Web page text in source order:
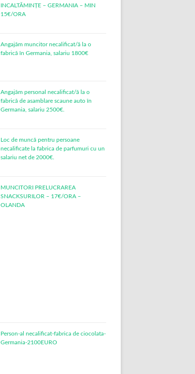
INCALTĂMINȚE – GERMANIA – MIN
15€/ORA
Angajăm muncitor necalificat/ă la o
fabrică în Germania, salariu 1800€
Angajăm personal necalificat/ă la o
fabrică de asamblare scaune auto în
Germania, salariu 2500€.
Loc de muncǎ pentru persoane
necalificate la fabrica de parfumuri cu un
salariu net de 2000€.
MUNCITORI PRELUCRAREA
SNACKSURILOR – 17€/ORA –
OLANDA
Person-al necalificat-fabrica de ciocolata-
Germania-2100EURO